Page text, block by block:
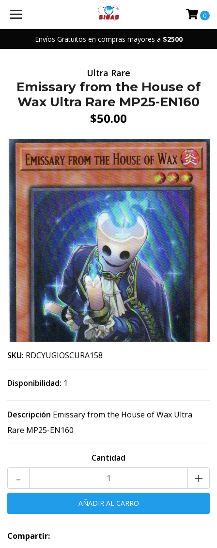
Envíos Gratuitos en compras mayores a $2500
0
Ultra Rare
Emissary from the House of
Wax Ultra Rare MP25-EN160
$50.00
SKU: RDCYUGIOSCURA158
Disponibilidad: 1
Descripción Emissary from the House of Wax Ultra
Rare MP25-EN160
Cantidad
+
-
Compartir: